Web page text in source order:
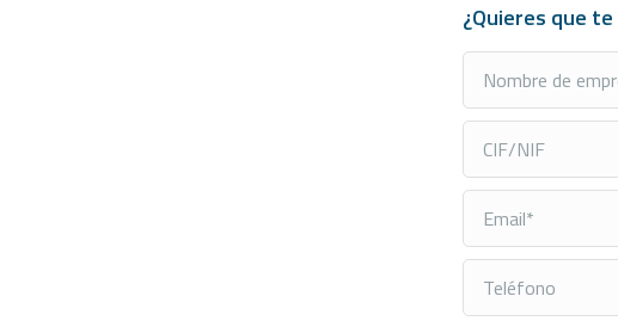
¿Quieres que